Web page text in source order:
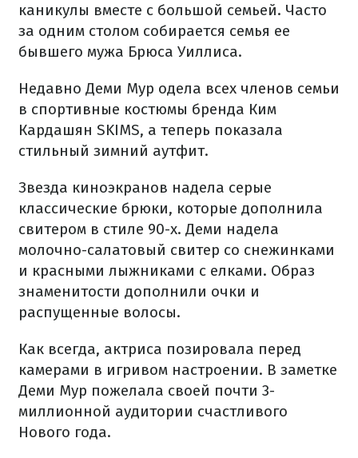
каникулы вместе с большой семьей. Часто
за одним столом собирается семья ее
бывшего мужа Брюса Уиллиса.
Недавно Деми Мур одела всех членов семьи
в спортивные костюмы бренда Ким
Кардашян SKIMS, а теперь показала
стильный зимний аутфит.
Звезда киноэкранов надела серые
классические брюки, которые дополнила
свитером в стиле 90-х. Деми надела
молочно-салатовый свитер со снежинками
и красными лыжниками с елками. Образ
знаменитости дополнили очки и
распущенные волосы.
Как всегда, актриса позировала перед
камерами в игривом настроении. В заметке
Деми Мур пожелала своей почти 3-
миллионной аудитории счастливого
Нового года.